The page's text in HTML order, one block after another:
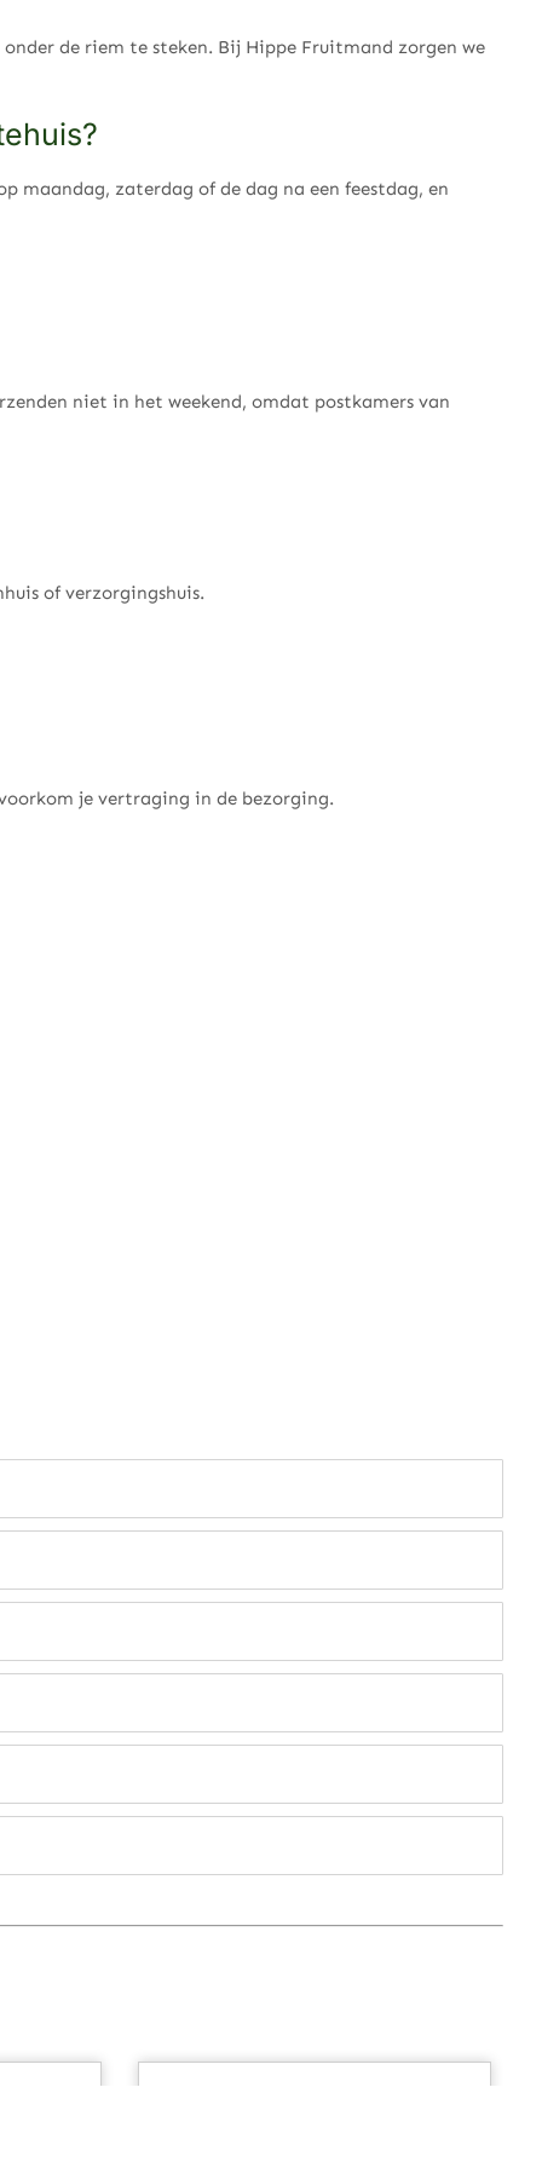
de riem te steken. Bij Hippe Fruitmand zorgen we
maandag, zaterdag of de dag na een feestdag, en
niet in het weekend, omdat postkamers van
of verzorgingshuis.
je vertraging in de bezorging.